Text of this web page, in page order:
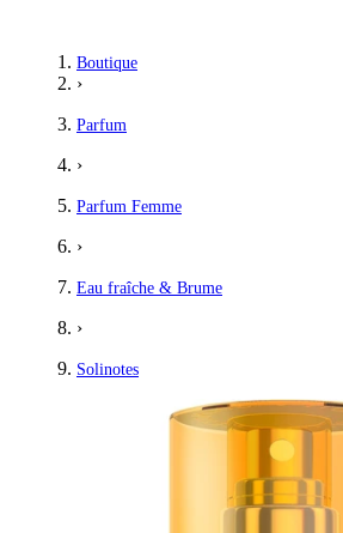
Boutique
›
Parfum
›
Parfum Femme
›
Eau fraîche & Brume
›
Solinotes